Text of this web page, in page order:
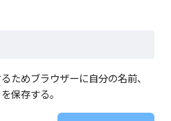
ためブラウザーに自分の名前、
保存する。